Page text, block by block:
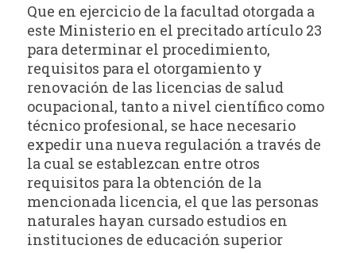
Que en ejercicio de la facultad otorgada a
este Ministerio en el precitado artículo 23
para determinar el procedimiento,
requisitos para el otorgamiento y
renovación de las licencias de salud
ocupacional, tanto a nivel científico como
técnico profesional, se hace necesario
expedir una nueva regulación a través de
la cual se establezcan entre otros
requisitos para la obtención de la
mencionada licencia, el que las personas
naturales hayan cursado estudios en
instituciones de educación superior